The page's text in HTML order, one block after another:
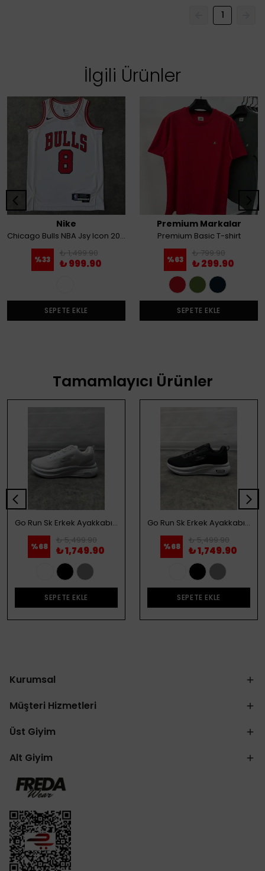
1
İlgili Ürünler
Nike
Chicago Bulls NBA Jsy Icon 20 Erkek Basketbol Atlet
%33
₺ 1,499.90
₺ 999.90
SEPETE EKLE
Premium Markalar
Premium Basic T-shirt
%63
₺ 799.90
₺ 299.90
SEPETE EKLE
Tamamlayıcı Ürünler
Go Run Sk Erkek Ayakkabı - Beyaz
%68
₺ 5,499.90
₺ 1,749.90
SEPETE EKLE
Go Run Sk Erkek Ayakkabı - Siyah
%68
₺ 5,499.90
₺ 1,749.90
SEPETE EKLE
Kurumsal
Müşteri Hizmetleri
Üst Giyim
Alt Giyim